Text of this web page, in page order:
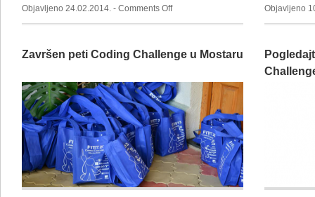
Objavljeno 24.02.2014. - Comments Offon
EBEC
vas
i
ove
godine
Objavljeno
Završen peti Coding Challenge u Mostaru